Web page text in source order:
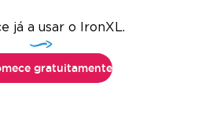
já a usar o IronXL.
gratuitamente